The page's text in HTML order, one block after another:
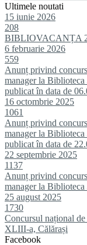
Ultimele noutati
15 iunie 2026
208
BIBLIOVACANȚA
6 februarie 2026
559
Anunț privind
manager la Biblioteca
publicat în data de
16 octombrie 2025
1061
Anunț privind
manager la Biblioteca
publicat în data de
22 septembrie 2025
1137
Anunț privind
manager la Biblioteca
25 august 2025
1730
Concursul național
XLIII-a, Călărași
Facebook